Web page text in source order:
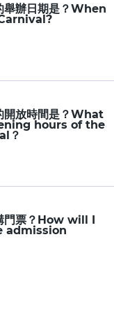
舉辦日期是？When
開放時間是？What
hours of the
？
門票？How will I
admission